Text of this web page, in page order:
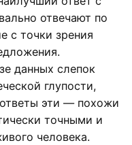
отвечают по
с точки зрения
данных слепок
глупости,
эти — похожи
точными и
человека.